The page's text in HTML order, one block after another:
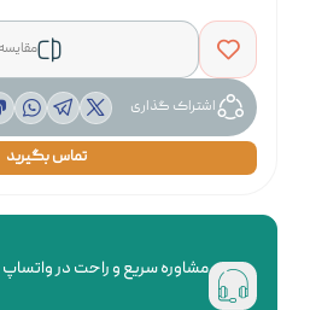
اشتراک گذاری
تماس بگیرید
مشاوره سریع و راحت در واتساپ